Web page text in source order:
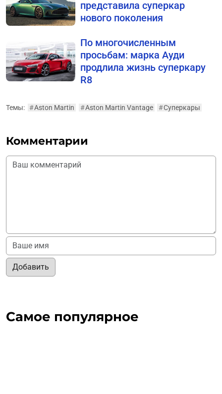
представила суперкар
нового поколения
По многочисленным
просьбам: марка Ауди
продлила жизнь суперкару
R8
Темы: #Aston Martin #Aston Martin Vantage #Суперкары
Комментарии
Добавить
Самое популярное